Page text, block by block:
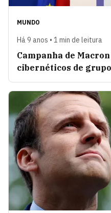
MUNDO
Há 9 anos • 1 min de leitura
Campanha de
cibernéticos de